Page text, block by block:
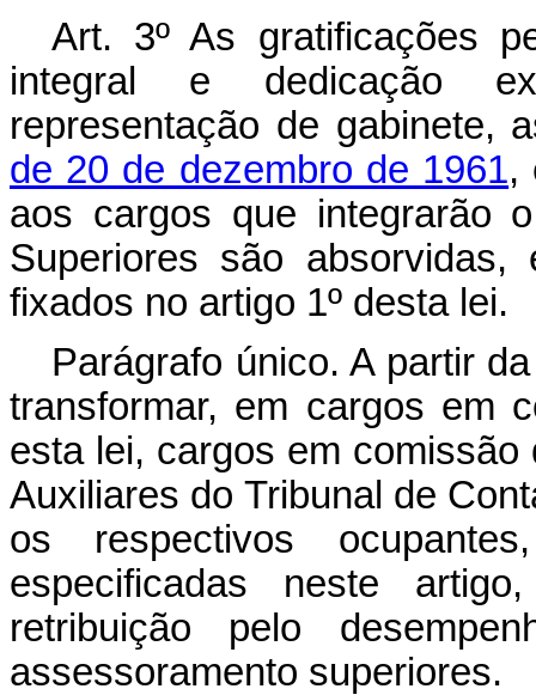
Art. 3º As gratificações
integral e dedicação
representação de gabinete,
de 20 de dezembro de 1961,
aos cargos que integrarão
Superiores são
fixados no artigo 1º desta lei.
Parágrafo único. A partir
transformar, em cargos em
esta lei, cargos em
Auxiliares do Tribunal de
os respectivos
especificadas neste
retribuição pelo
assessoramento superiores.